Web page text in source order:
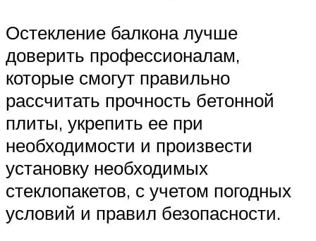
Остекление балкона лучше
доверить профессионалам,
которые смогут правильно
рассчитать прочность бетонной
плиты, укрепить ее при
необходимости и произвести
установку необходимых
стеклопакетов, с учетом погодных
условий и правил безопасности.